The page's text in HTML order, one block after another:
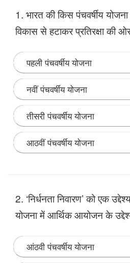
1. भारत की किस पंचवर्षीय
विकास से हटाकर प्रतिरक्षा की
पहली पंचवर्षीय योजना
नवीं पंचवर्षीय योजना
तीसरी पंचवर्षीय योजना
आठवीं पंचवर्षीय योजना
हुआ। इसलिए इस योजना की
केन्द्रित किया गया।
2. ‘निर्धनता निवारण’ को एक
योजना में आर्थिक आयोजन के
आंठवी पंचवर्षीय योजना